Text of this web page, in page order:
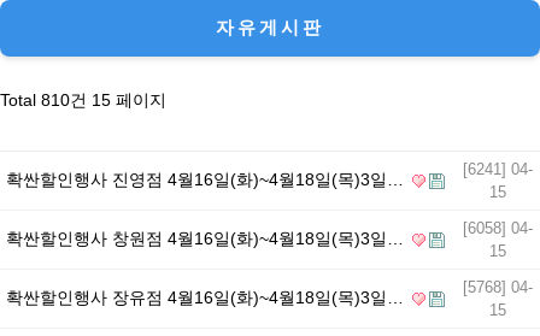
자유게시판
Total 810건 15 페이지
확싼할인행사 진영점 4월16일(화)~4월18일(목)3일…
[6241] 04-
15
확싼할인행사 창원점 4월16일(화)~4월18일(목)3일…
[6058] 04-
15
확싼할인행사 장유점 4월16일(화)~4월18일(목)3일…
[5768] 04-
15